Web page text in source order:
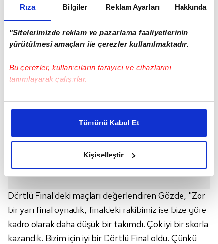
Rıza Bilgiler Reklam Ayarları Hakkında
"Sitelerimizde reklam ve pazarlama faaliyetlerinin
yürütülmesi amaçları ile çerezler kullanılmaktadır.
Bu çerezler, kullanıcıların tarayıcı ve cihazlarını
tanımlayarak çalışırlar.
Bu çerezlere izin vermeniz halinde sizlere özel
daha iyi reklam deneyimi yaşatabiliriz. Bunu yaparken
amacımızın size daha iyi bir reklam deneyimi sunmak
elimizden gelen çabayı gösterdiğimizi ve bu noktada,
Her halükârda, kullanıcılar, bu çerezlere izin vermedikleri
takdirde, kullanıcılara hedefli reklamlar
Tümünü Kabul Et
Kişiselleştir
Çok mutluyuz, hazırlayan herkese çok teşekkür
ediyoruz." ifadelerini kullandı.
Dörtlü Final'deki maçları değerlendiren Gözde, "Zor
bir yarı final oynadık, finaldeki rakibimiz ise bize göre
kadro olarak daha düşük bir takımdı. Çok iyi bir skorla
kazandık. Bizim için iyi bir Dörtlü Final oldu. Çünkü